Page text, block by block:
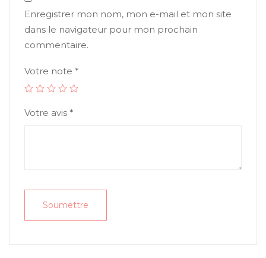
Enregistrer mon nom, mon e-mail et mon site
dans le navigateur pour mon prochain
commentaire.
Votre note *
Votre avis *